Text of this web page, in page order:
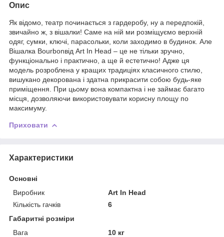
Опис
Як відомо, театр починається з гардеробу, ну а передпокій,
звичайно ж, з вішалки! Саме на ній ми розміщуємо верхній
одяг, сумки, ключі, парасольки, коли заходимо в будинок. Але
Вішалка Bourbonвід Art In Head – це не тільки зручно,
функціонально і практично, а ще й естетично! Адже ця
модель розроблена у кращих традиціях класичного стилю,
вишукано декорована і здатна прикрасити собою будь-яке
приміщення. При цьому вона компактна і не займає багато
місця, дозволяючи використовувати корисну площу по
максимуму.
Приховати
Характеристики
Основні
Виробник
Art In Head
Кількість гачків
6
Габаритні розміри
Вага
10 кг